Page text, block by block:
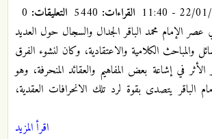
22/01/ القراءات: التعليقات:
عصر الإمام محمد الباقر الجدال والسجال حول العديد
والمباحث الكلامية والاعتقادية، وكان لنشوء الفرق
الأثر في إشاعة بعض المفاهيم والعقائد المنحرفة، وهو
الباقر يتصدى بقوة لرد تلك الانحرافات العقدية،
اقرأ المزيد